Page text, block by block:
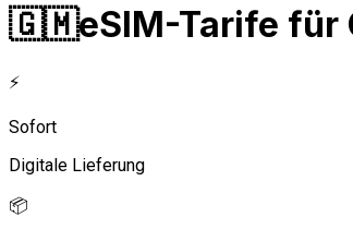
🇬🇲eSIM-Tarife für
⚡
Sofort
Digitale Lieferung
📦